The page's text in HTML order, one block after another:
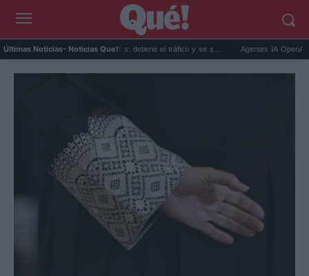
Últimas Noticias- Noticias Que!:
Rosalía en Buenos Aires: detiene el tráfico y se s... Agentes IA OpenAI: